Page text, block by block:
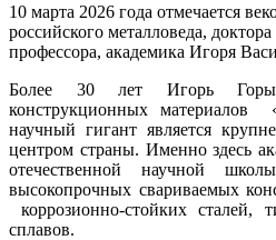
10 марта 2026 года отмечается
российского металловеда,
профессора, академика Игоря
Более 30 лет Игорь
конструкционных материалов
научный гигант является
центром страны. Именно здесь
отечественной научной
высокопрочных свариваемых
коррозионно-стойких
сплавов.